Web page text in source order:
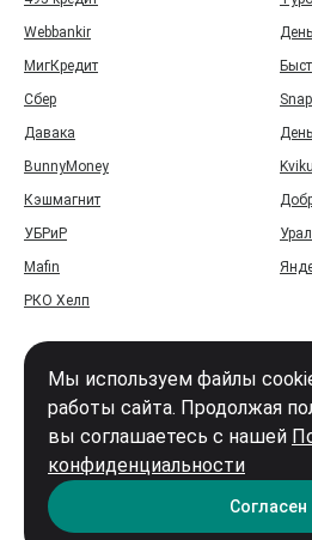
Webbankir
МигКредит
Сбер
Давака
BunnyMoney
Kviku
Кэшмагнит
УБРиР
Mafin
РКО Хелп
Карта сайта
Мы используем файлы
работы сайта. Продолжая
вы соглашаетесь с нашей
конфиденциальности
Согласен